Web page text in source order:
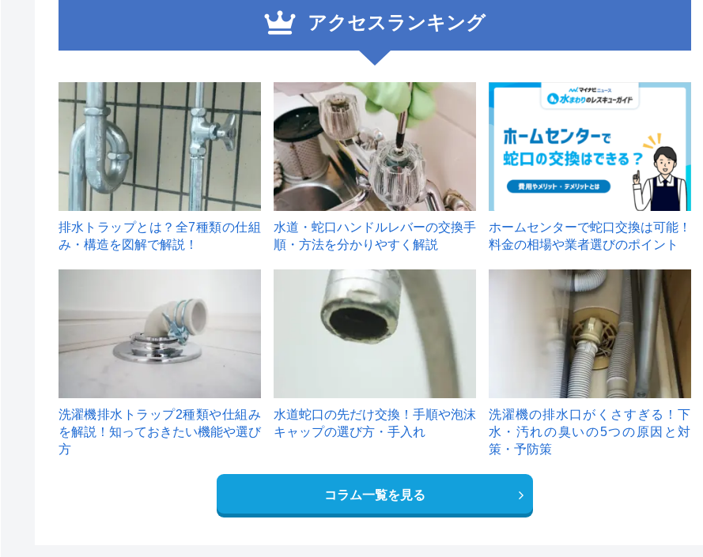
アクセスランキング
1
排水トラップとは？全7種類の仕組
み・構造を図解で解説！
2
水道・蛇口ハンドルレバーの交換手
順・方法を分かりやすく解説
ホームセンターで蛇口交換は可能！
料金の相場や業者選びのポイント
洗濯機排水トラップ2種類や仕組み
を解説！知っておきたい機能や選び
方
水道蛇口の先だけ交換！手順や泡沫
キャップの選び方・手入れ
洗濯機の排水口がくさすぎる！下
水・汚れの臭いの5つの原因と対
策・予防策
コラム一覧を見る